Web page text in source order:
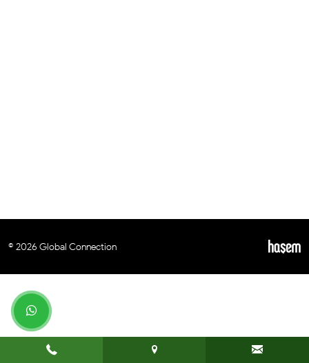
© 2026 Global Connection